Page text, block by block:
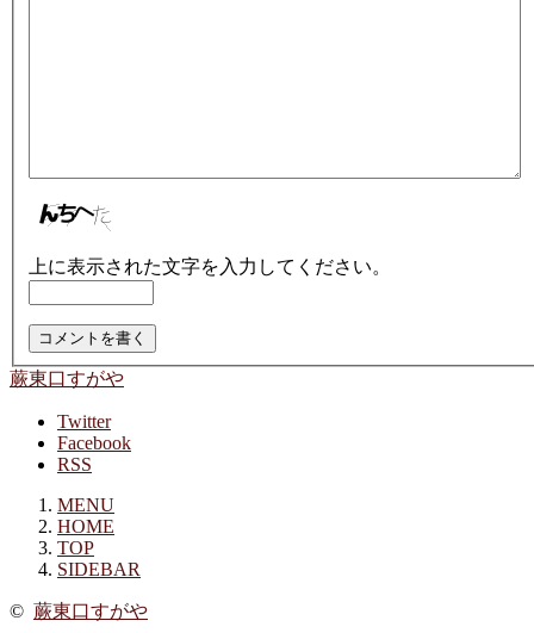
上に表示された文字を入力してください。
蕨東口すがや
Twitter
Facebook
RSS
MENU
HOME
TOP
SIDEBAR
© 蕨東口すがや